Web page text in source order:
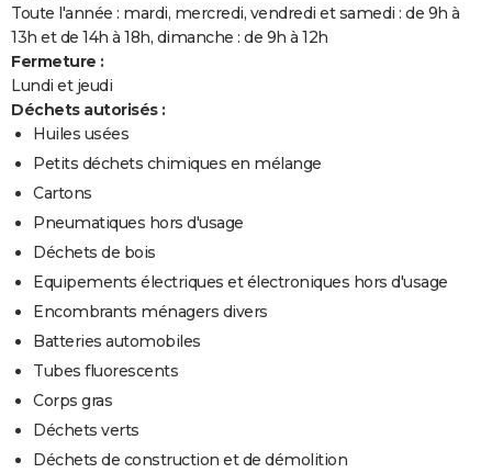
Toute l'année : mardi, mercredi, vendredi et samedi : de 9h à
13h et de 14h à 18h, dimanche : de 9h à 12h
Fermeture :
Lundi et jeudi
Déchets autorisés :
Huiles usées
Petits déchets chimiques en mélange
Cartons
Pneumatiques hors d'usage
Déchets de bois
Equipements électriques et électroniques hors d'usage
Encombrants ménagers divers
Batteries automobiles
Tubes fluorescents
Corps gras
Déchets verts
Déchets de construction et de démolition